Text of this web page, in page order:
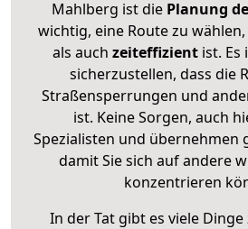
Mahlberg ist diePlanung
wichtig, eine Route zu
als auch zeiteffizientist. Es
sicherzustellen, dass die
Straßensperrungen und
ist. Keine Sorgen, auch
Spezialisten und übernehmen
damit Sie sich auf andere
konzentrieren
In der Tat gibt es viele